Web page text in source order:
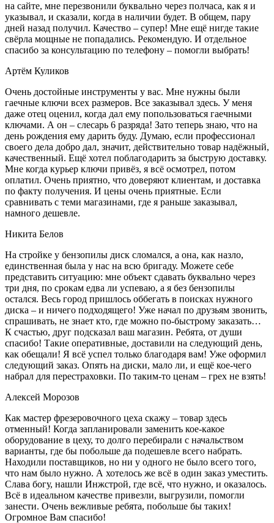
на сайте, мне перезвонили буквально через полчаса, как я и
указывал, и сказали, когда в наличии будет. В общем, пару
дней назад получил. Качество – супер! Мне ещё нигде такие
свёрла мощные не попадались. Рекомендую. И отдельное
спасибо за консультацию по телефону – помогли выбрать!
Артём Куликов
Очень достойные инструменты у вас. Мне нужны были
гаечные ключи всех размеров. Все заказывал здесь. У меня
даже отец оценил, когда дал ему попользоваться гаечными
ключами. А он – слесарь 6 разряда! Зато теперь знаю, что на
день рождения ему дарить буду. Думаю, если профессионал
своего дела добро дал, значит, действительно товар надёжный,
качественный. Ещё хотел поблагодарить за быструю доставку.
Мне когда курьер ключи привёз, я всё осмотрел, потом
оплатил. Очень приятно, что доверяют клиентам, и доставка
по факту получения. И цены очень приятные. Если
сравнивать с теми магазинами, где я раньше заказывал,
намного дешевле.
Никита Белов
На стройке у бензопилы диск сломался, а она, как назло,
единственная была у нас на всю бригаду. Можете себе
представить ситуацию: мне объект сдавать буквально через
три дня, по срокам едва ли успеваю, а я без бензопилы
остался. Весь город пришлось оббегать в поисках нужного
диска – и ничего подходящего! Уже начал по друзьям звонить,
спрашивать, не знает кто, где можно по-быстрому заказать…
К счастью, друг подсказал ваш магазин. Ребята, от души
спасибо! Такие оперативные, доставили на следующий день,
как обещали! Я всё успел только благодаря вам! Уже оформил
следующий заказ. Опять на диски, мало ли, и ещё кое-чего
набрал для перестраховки. По таким-то ценам – грех не взять!
Алексей Морозов
Как мастер фрезеровочного цеха скажу – товар здесь
отменный! Когда запланировали заменить кое-какое
оборудование в цеху, то долго перебирали с начальством
варианты, где бы побольше да подешевле всего набрать.
Находили поставщиков, но ни у одного не было всего того,
что нам было нужно. А хотелось же всё в один заказ уместить.
Слава богу, нашли Инжстрой, где всё, что нужно, и оказалось.
Всё в идеальном качестве привезли, выгрузили, помогли
занести. Очень вежливые ребята, побольше бы таких!
Огромное Вам спасибо!